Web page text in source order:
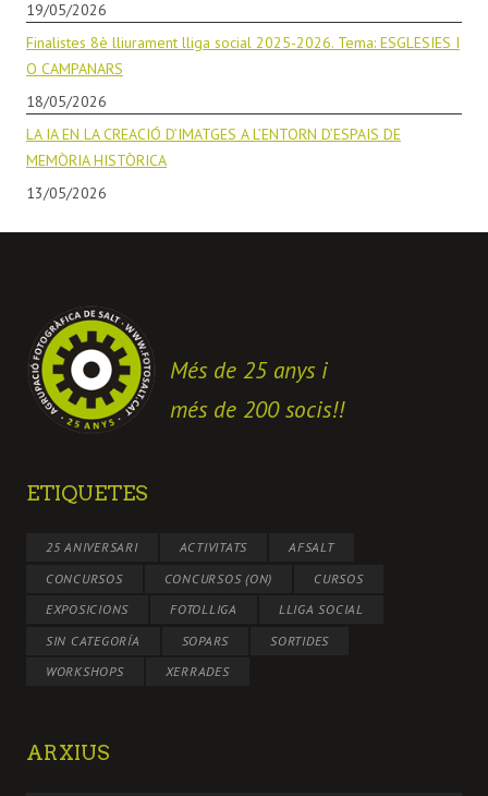
19/05/2026
Finalistes 8è lliurament lliga social 2025-2026. Tema: ESGLESIES I
O CAMPANARS
18/05/2026
LA IA EN LA CREACIÓ D’IMATGES A L’ENTORN D’ESPAIS DE
MEMÒRIA HISTÒRICA
13/05/2026
Més de 25 anys i
més de 200 socis!!
ETIQUETES
25 ANIVERSARI ACTIVITATS
AFSALT
CONCURSOS
CONCURSOS (ON)
CURSOS
EXPOSICIONS
FOTOLLIGA
LLIGA SOCIAL
SIN CATEGORÍA
SOPARS
SORTIDES
WORKSHOPS
XERRADES
ARXIUS